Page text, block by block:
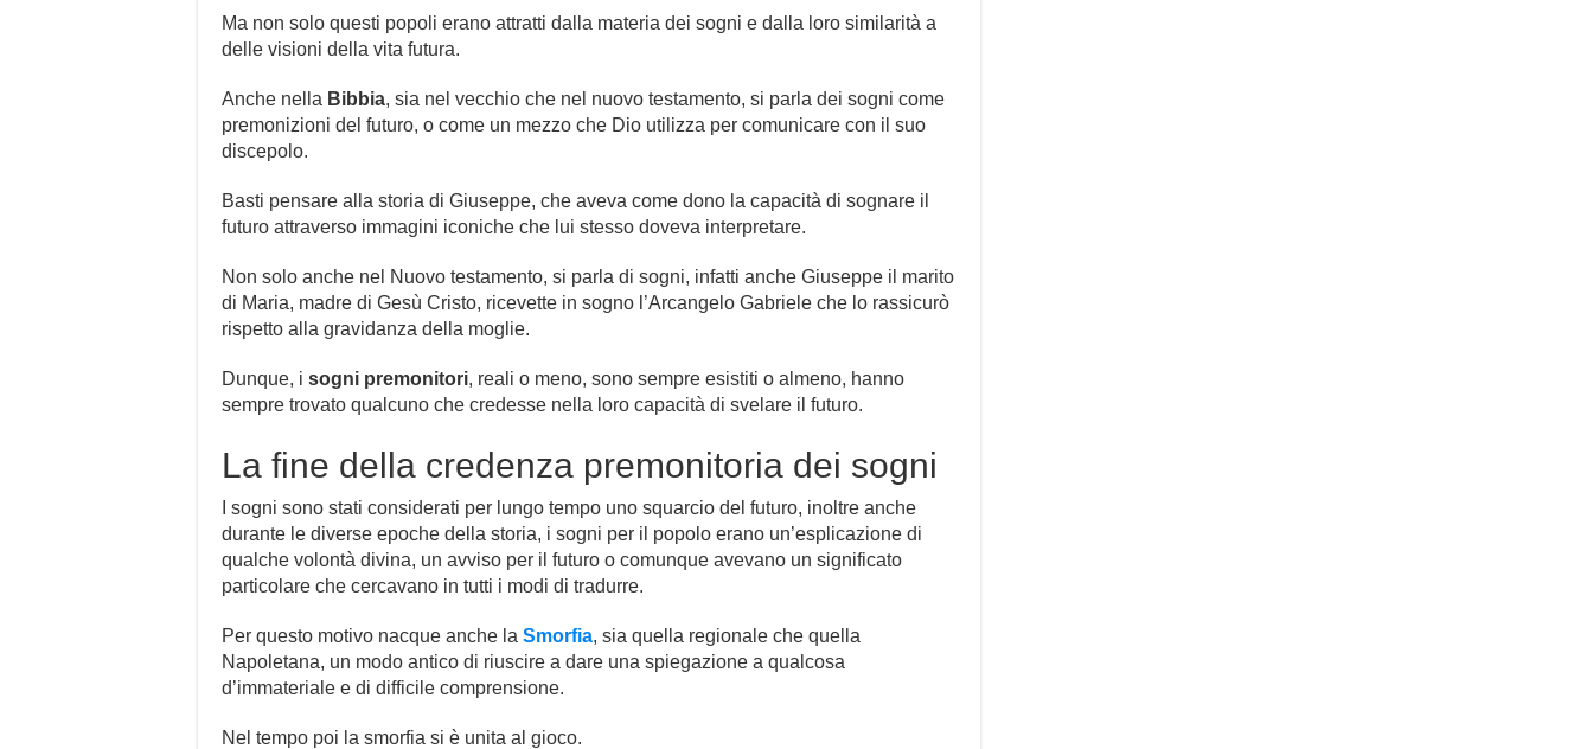
Ma non solo questi popoli erano attratti dalla materia dei sogni e dalla loro similarità a
delle visioni della vita futura.
Anche nella Bibbia, sia nel vecchio che nel nuovo testamento, si parla dei sogni come
premonizioni del futuro, o come un mezzo che Dio utilizza per comunicare con il suo
discepolo.
Basti pensare alla storia di Giuseppe, che aveva come dono la capacità di sognare il
futuro attraverso immagini iconiche che lui stesso doveva interpretare.
Non solo anche nel Nuovo testamento, si parla di sogni, infatti anche Giuseppe il marito
di Maria, madre di Gesù Cristo, ricevette in sogno l’Arcangelo Gabriele che lo rassicurò
rispetto alla gravidanza della moglie.
Dunque, i sogni premonitori, reali o meno, sono sempre esistiti o almeno, hanno
sempre trovato qualcuno che credesse nella loro capacità di svelare il futuro.
La fine della credenza premonitoria dei sogni
I sogni sono stati considerati per lungo tempo uno squarcio del futuro, inoltre anche
durante le diverse epoche della storia, i sogni per il popolo erano un’esplicazione di
qualche volontà divina, un avviso per il futuro o comunque avevano un significato
particolare che cercavano in tutti i modi di tradurre.
Per questo motivo nacque anche la Smorfia, sia quella regionale che quella
Napoletana, un modo antico di riuscire a dare una spiegazione a qualcosa
d’immateriale e di difficile comprensione.
Nel tempo poi la smorfia si è unita al gioco.